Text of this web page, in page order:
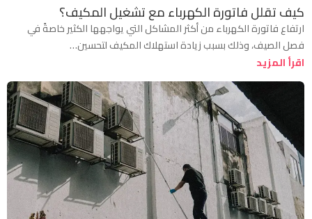
كيف تقلل فاتورة الكهرباء مع تشغيل المكيف؟
ارتفاع فاتورة الكهرباء من أكثر المشاكل التي يواجهها الكثير خاصةً في
فصل الصيف، وذلك بسبب زيادة استهلاك المكيف لتحسين…
اقرأ المزيد